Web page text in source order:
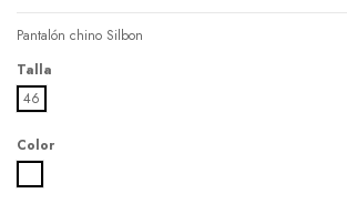
Pantalón chino Silbon
Talla
46
Color